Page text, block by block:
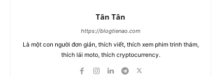
Tân Tân
https://blogtienao.com
Là một con người đơn giản, thích viết, thích xem phim trinh thám,
thích lái moto, thích cryptocurrency.